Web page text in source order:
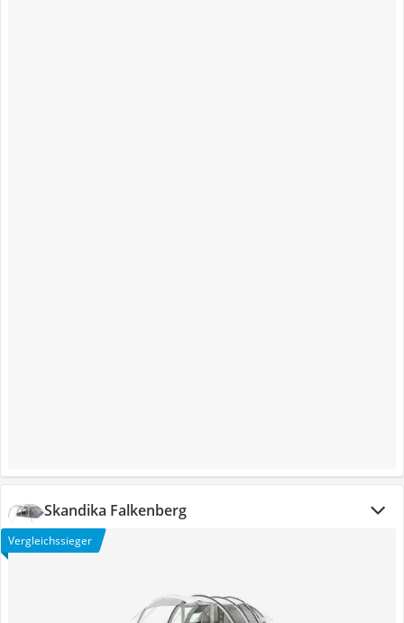
Skandika Falkenberg
Vergleichssieger